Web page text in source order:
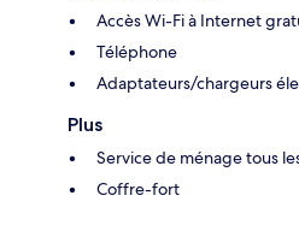
Accès Wi-Fi à Internet
Téléphone
Adaptateurs/chargeurs
Plus
Service de ménage tous
Coffre-fort